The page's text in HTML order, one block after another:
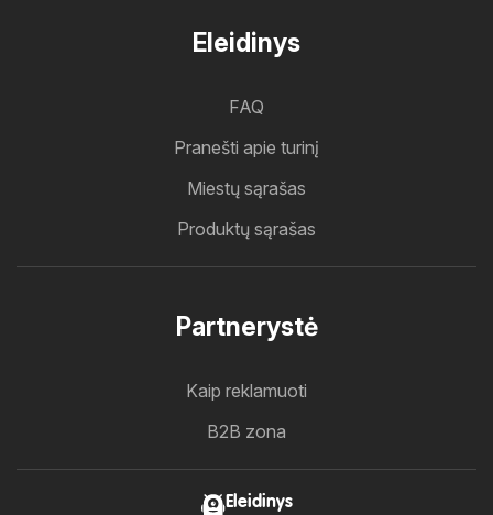
Eleidinys
FAQ
Pranešti apie turinį
Miestų sąrašas
Produktų sąrašas
Partnerystė
Kaip reklamuoti
B2B zona
Eleidinys